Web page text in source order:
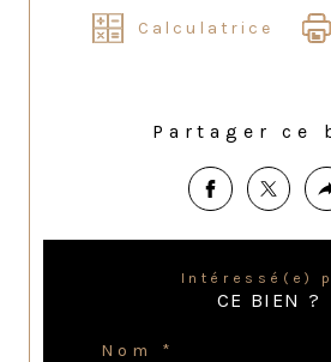
Calculatrice
Partager ce
Intéressé(e)
CE BIEN ?
Nom *